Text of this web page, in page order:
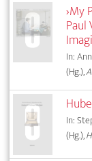
›My
In:
(Hg.),
In:
(Hg.),